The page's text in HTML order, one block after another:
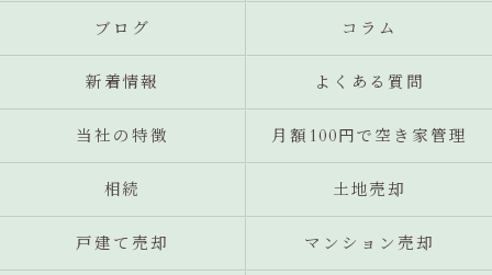
ブログ コラム
新着情報 よくある質問
当社の特徴 月額100円で空き家管理
相続 土地売却
戸建て売却 マンション売却